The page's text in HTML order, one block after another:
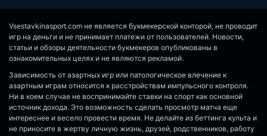
Vsestavkinasport.com не является букмекерской конторой, не проводит
игр на деньги и не принимает платежи от пользователей. Новости,
статьи и обзоры деятельности букмекеров опубликованы в
ознакомительных целях и не являются рекламой.
Зависимость от азартных игр или патологическое влечение к
азартным играм относится к расстройствам импульсного контроля.
Ни в коем случае не воспринимайте ставки на спорт как основной
источник дохода. Это возможность сделать просмотр матча еще
интереснее и весело провести время. Не делайте из беттинга культа и
не приносите в жертву личную жизнь, друзей, родственников, работу